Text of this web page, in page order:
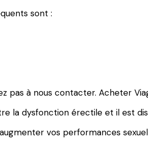
sont :
pas à nous contacter. Acheter
la dysfonction érectile et il est
vos performances